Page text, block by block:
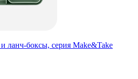
ланч-боксы, серия Make&Take